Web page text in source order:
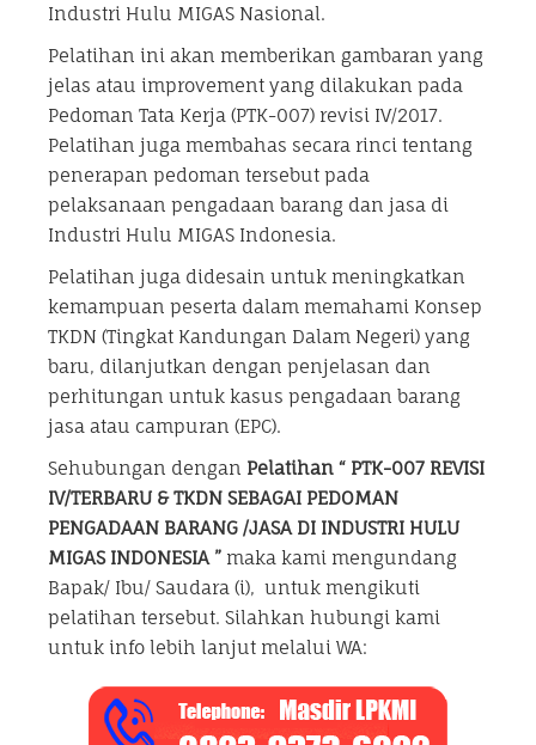
Industri Hulu MIGAS Nasional.
Pelatihan ini akan memberikan gambaran yang
jelas atau improvement yang dilakukan pada
Pedoman Tata Kerja (PTK-007) revisi IV/2017.
Pelatihan juga membahas secara rinci tentang
penerapan pedoman tersebut pada
pelaksanaan pengadaan barang dan jasa di
Industri Hulu MIGAS Indonesia.
Pelatihan juga didesain untuk meningkatkan
kemampuan peserta dalam memahami Konsep
TKDN (Tingkat Kandungan Dalam Negeri) yang
baru, dilanjutkan dengan penjelasan dan
perhitungan untuk kasus pengadaan barang
jasa atau campuran (EPC).
Sehubungan dengan Pelatihan “ PTK-007 REVISI
IV/TERBARU & TKDN SEBAGAI PEDOMAN
PENGADAAN BARANG /JASA DI INDUSTRI HULU
MIGAS INDONESIA ” maka kami mengundang
Bapak/ Ibu/ Saudara (i), untuk mengikuti
pelatihan tersebut. Silahkan hubungi kami
untuk info lebih lanjut melalui WA: